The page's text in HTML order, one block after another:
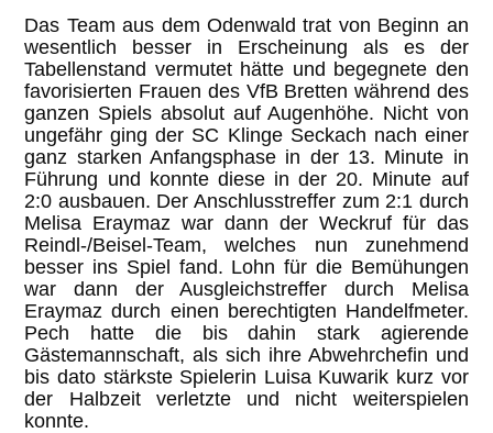
Das Team aus dem Odenwald trat von Beginn an
wesentlich besser in Erscheinung als es der
Tabellenstand vermutet hätte und begegnete den
favorisierten Frauen des VfB Bretten während des
ganzen Spiels absolut auf Augenhöhe. Nicht von
ungefähr ging der SC Klinge Seckach nach einer
ganz starken Anfangsphase in der 13. Minute in
Führung und konnte diese in der 20. Minute auf
2:0 ausbauen. Der Anschlusstreffer zum 2:1 durch
Melisa Eraymaz war dann der Weckruf für das
Reindl-/Beisel-Team, welches nun zunehmend
besser ins Spiel fand. Lohn für die Bemühungen
war dann der Ausgleichstreffer durch Melisa
Eraymaz durch einen berechtigten Handelfmeter.
Pech hatte die bis dahin stark agierende
Gästemannschaft, als sich ihre Abwehrchefin und
bis dato stärkste Spielerin Luisa Kuwarik kurz vor
der Halbzeit verletzte und nicht weiterspielen
konnte.